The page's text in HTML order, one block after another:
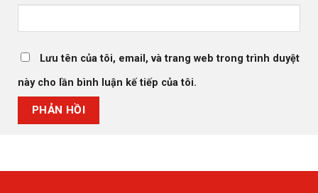
Lưu tên của tôi, email, và trang web trong trình duyệt
này cho lần bình luận kế tiếp của tôi.